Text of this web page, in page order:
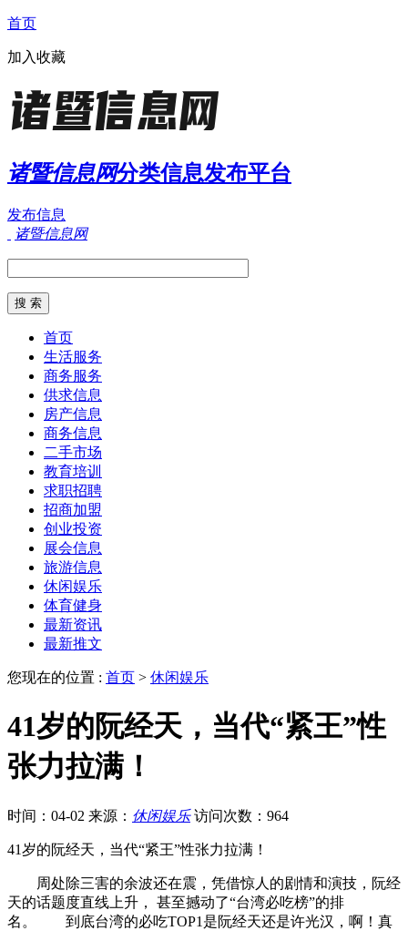
首页
加入收藏
诸暨信息网分类信息发布平台
发布信息
诸暨信息网
首页
生活服务
商务服务
供求信息
房产信息
商务信息
二手市场
教育培训
求职招聘
招商加盟
创业投资
展会信息
旅游信息
休闲娱乐
体育健身
最新资讯
最新推文
您现在的位置 : 首页 > 休闲娱乐
41岁的阮经天，当代“紧王”性
张力拉满！
时间：04-02 来源： 休闲娱乐 访问次数：964
41岁的阮经天，当代“紧王”性张力拉满！
周处除三害的余波还在震，凭借惊人的剧情和演技，阮经
天的话题度直线上升， 甚至撼动了“台湾必吃榜”的排
名。 到底台湾的必吃TOP1是阮经天还是许光汉，啊！真